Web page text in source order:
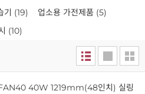
기 (19) 업소용 가전제품 (5)
(10)
40W 1219mm(48인치) 실링